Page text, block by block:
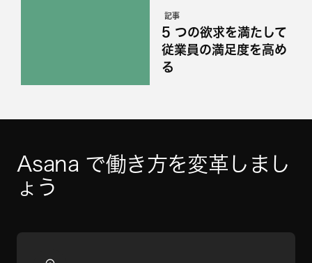
記事
5 つの欲求を満たして
従業員の満足度を高め
る
Asana で働き方を変革しまし
ょう